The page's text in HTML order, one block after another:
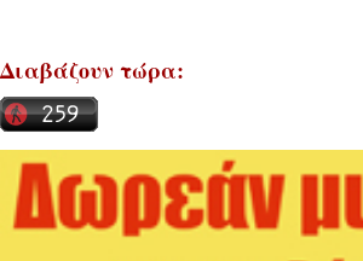
Διαβάζουν τώρα: